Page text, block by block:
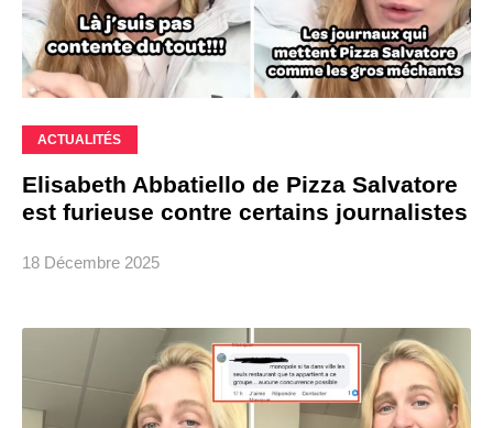
ACTUALITÉS
Elisabeth Abbatiello de Pizza Salvatore
est furieuse contre certains journalistes
18 Décembre 2025